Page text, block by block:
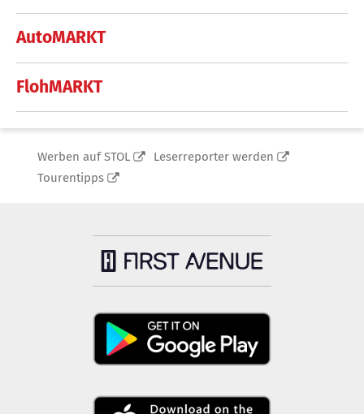
AutoMARKT
FlohMARKT
Werben auf STOL
Leserreporter werden
Tourentipps